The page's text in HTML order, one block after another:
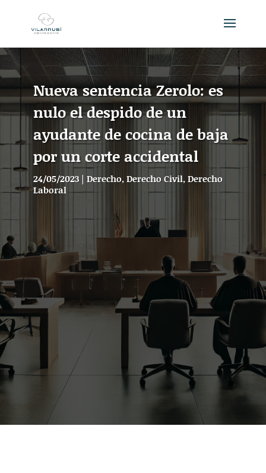
Nueva sentencia Zerolo: es
nulo el despido de un
ayudante de cocina de baja
por un corte accidental
24/05/2023| Derecho,Derecho Civil,Derecho
Laboral